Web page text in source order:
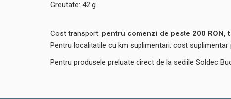
Greutate: 42 g
Cost transport: pentru comenzi de peste 200 RON,
Pentru localitatile cu km suplimentari: cost suplimentar
Pentru produsele preluate direct de la sediile Soldec